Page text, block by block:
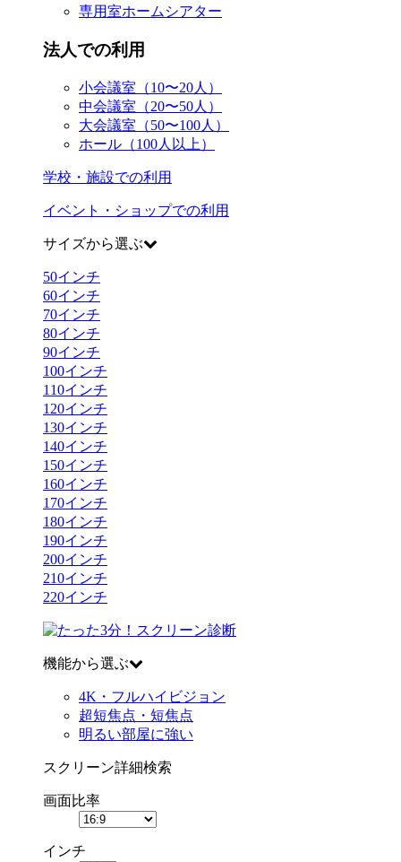
専用室ホームシアター
法人での利用
小会議室（10〜20人）
中会議室（20〜50人）
大会議室（50〜100人）
ホール（100人以上）
学校・施設での利用
イベント・ショップでの利用
サイズから選ぶ
50インチ
60インチ
70インチ
80インチ
90インチ
100インチ
110インチ
120インチ
130インチ
140インチ
150インチ
160インチ
170インチ
180インチ
190インチ
200インチ
210インチ
220インチ
機能から選ぶ
4K・フルハイビジョン
超短焦点・短焦点
明るい部屋に強い
スクリーン詳細検索
画面比率
インチ